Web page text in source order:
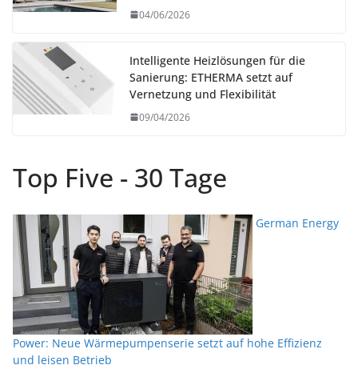
04/06/2026
Intelligente Heizlösungen für die
Sanierung: ETHERMA setzt auf
Vernetzung und Flexibilität
09/04/2026
Top Five - 30 Tage
German Energy
Power: Neue Wärmepumpenserie setzt auf hohe Effizienz
und leisen Betrieb